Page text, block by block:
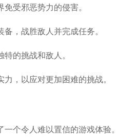
受邪恶势力的侵害。
，战胜敌人并完成任务。
的挑战和敌人。
，以应对更加困难的挑战。
个令人难以置信的游戏体验。